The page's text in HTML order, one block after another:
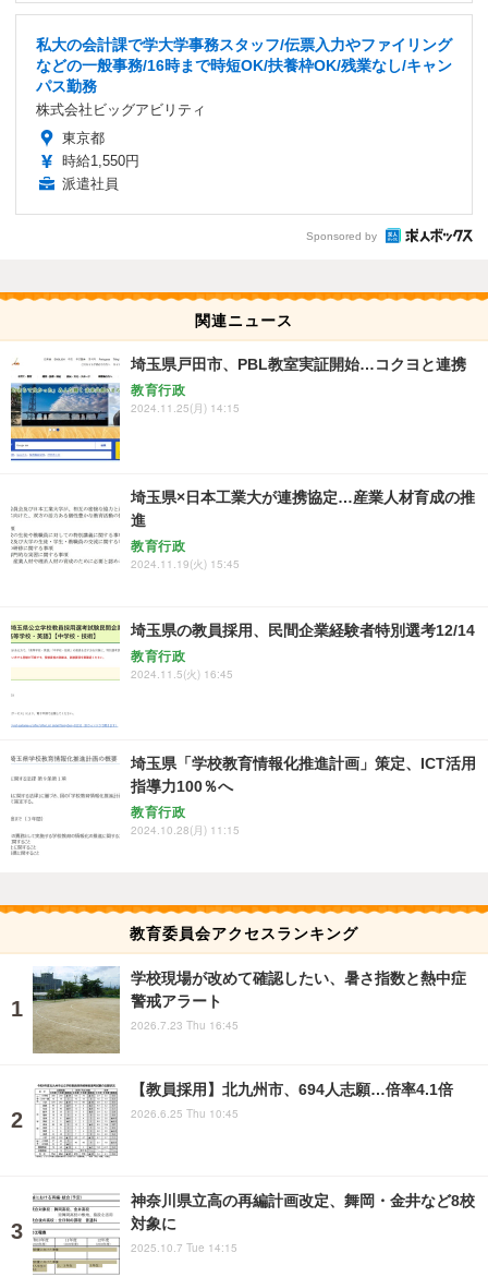
私大の会計課で学大学事務スタッフ/伝票入力やファイリング
などの一般事務/16時まで時短OK/扶養枠OK/残業なし/キャン
パス勤務
株式会社ビッグアビリティ
東京都
時給1,550円
派遣社員
Sponsored by
関連ニュース
埼玉県戸田市、PBL教室実証開始…コクヨと連携
教育行政
2024.11.25(月) 14:15
埼玉県×日本工業大が連携協定…産業人材育成の推
進
教育行政
2024.11.19(火) 15:45
埼玉県の教員採用、民間企業経験者特別選考12/14
教育行政
2024.11.5(火) 16:45
埼玉県「学校教育情報化推進計画」策定、ICT活用
指導力100％へ
教育行政
2024.10.28(月) 11:15
教育委員会アクセスランキング
学校現場が改めて確認したい、暑さ指数と熱中症
警戒アラート
2026.7.23 Thu 16:45
【教員採用】北九州市、694人志願…倍率4.1倍
2026.6.25 Thu 10:45
神奈川県立高の再編計画改定、舞岡・金井など8校
対象に
2025.10.7 Tue 14:15